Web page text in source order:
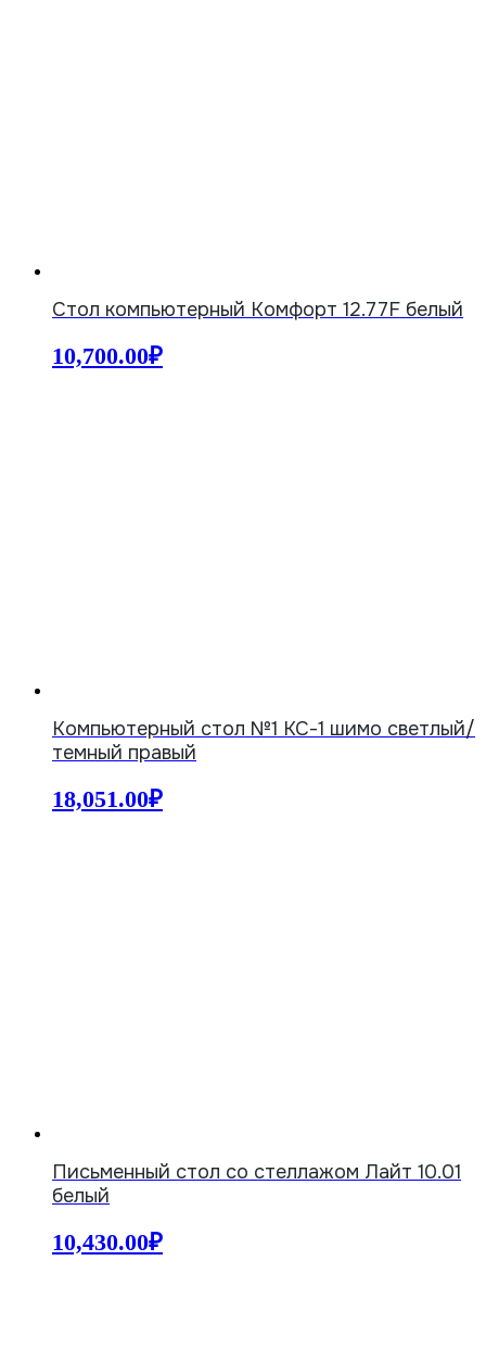
Стол компьютерный Комфорт 12.77F белый
10,700.00₽
Компьютерный стол №1 КС-1 шимо светлый/
темный правый
18,051.00₽
Письменный стол со стеллажом Лайт 10.01
белый
10,430.00₽